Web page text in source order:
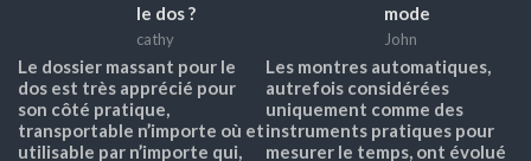
le dos ?
cathy
Le dossier massant pour le
dos est très apprécié pour
son côté pratique,
transportable n’importe où et
utilisable par n’importe qui,
mode
John
Les montres automatiques,
autrefois considérées
uniquement comme des
instruments pratiques pour
mesurer le temps, ont évolué